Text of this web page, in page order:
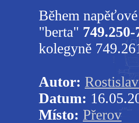
Během
"berta"
kolegyně
Autor:
Datum:
Místo: Přerov